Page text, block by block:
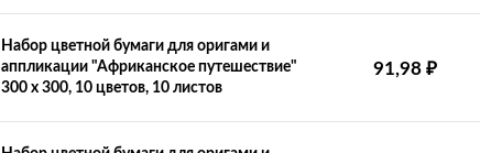
Набор цветной бумаги для оригами и
аппликации "Африканское путешествие"
300 х 300, 10 цветов, 10 листов
91,98 ₽